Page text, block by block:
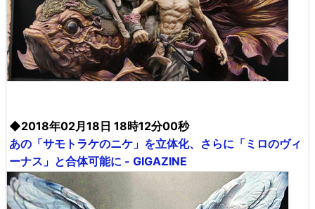
◆2018年02月18日 18時12分00秒
あの「サモトラケのニケ」を立体化、さらに「ミロのヴィ
ーナス」と合体可能に - GIGAZINE